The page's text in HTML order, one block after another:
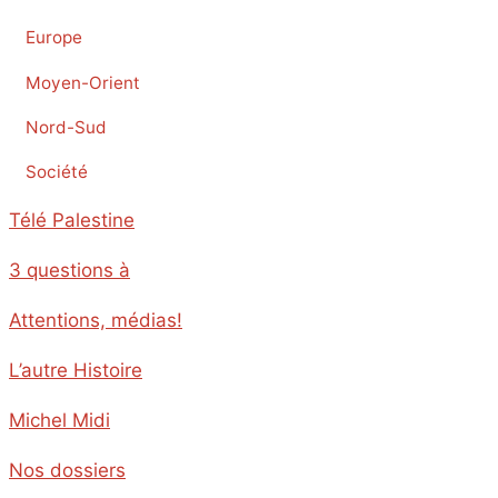
Europe
Moyen-Orient
Nord-Sud
Société
Télé Palestine
3 questions à
Attentions, médias!
L’autre Histoire
Michel Midi
Nos dossiers